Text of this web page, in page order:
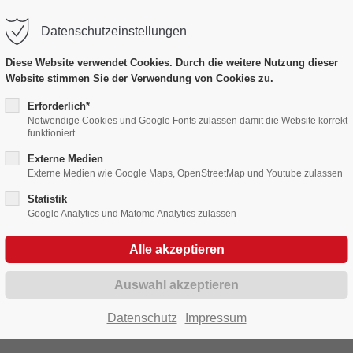
dolor sit amet:
/ 365days
support for our customers
8:00am - 5:00pm
(GMT
Cybersteel Inc.
San Francisco, CA 94102
Have any questions?
info@yourdomain.com
Bildergalerien
Fasnet in Bildern 2020 - 2029
Datenschutzeinstellungen
Diese Website verwendet Cookies. Durch die weitere Nutzung dieser
Website stimmen Sie der Verwendung von Cookies zu.
Erforderlich*
Notwendige Cookies und Google Fonts zulassen damit die Website korrekt
funktioniert
Externe Medien
Externe Medien wie Google Maps, OpenStreetMap und Youtube zulassen
Statistik
Google Analytics und Matomo Analytics zulassen
Datenschutz Impressum